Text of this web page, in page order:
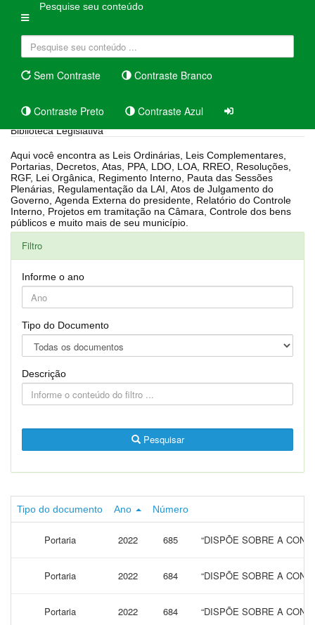
Pesquise seu conteúdo
Sem Contraste Contraste Branco
Contraste Preto Contraste Azul
Biblioteca Legislativa
Aqui você encontra as Leis Ordinárias, Leis Complementares,
Portarias, Decretos, Atas, PPA, LDO, LOA, RREO, Resoluções,
RGF, Lei Orgânica, Regimento Interno, Pauta das Sessões
Plenárias, Regulamentação da LAI, Atos de Julgamento do
Governo, Agenda Externa do presidente, Relatório do Controle
Interno, Projetos em tramitação na Câmara, Controle dos bens
públicos e muito mais de seu município.
Filtro
Informe o ano
Tipo do Documento
Descrição
Pesquisar
Tipo do documento Ano Número
Portaria 2022 685 “DISPÕE SOBRE A
Portaria 2022 684 “DISPÕE SOBRE A
Portaria 2022 684 “DISPÕE SOBRE A